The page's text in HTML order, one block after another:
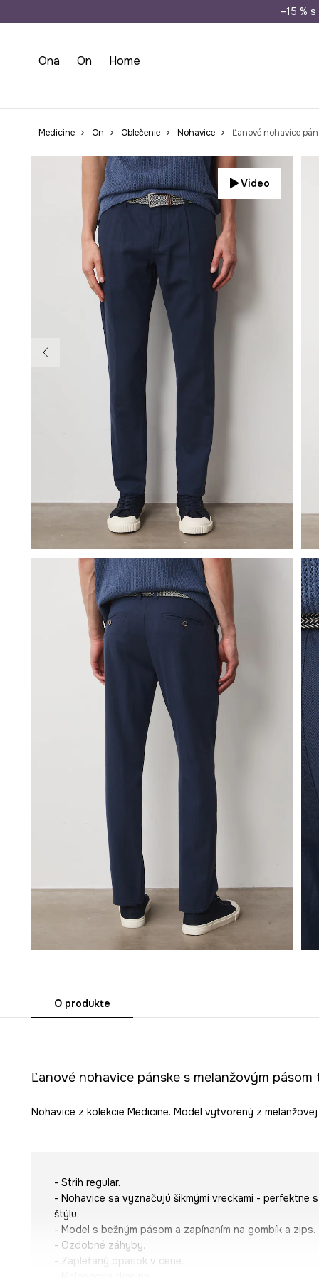
Doprava–15 %
Ona On Home
Medicine On Oblečenie Nohavice Ľanové nohavice
Video
O produkte
Ľanové nohavice pánske s melanžovým
Nohavice z kolekcie Medicine. Model vytvorený z
- Strih regular.
- Nohavice sa vyznačujú šikmými vreckami - perfektne
štýlu.
- Model s bežným pásom a zapínaním na gombík a zips.
- Ozdobné záhyby.
- Zapletaný opasok v cene.